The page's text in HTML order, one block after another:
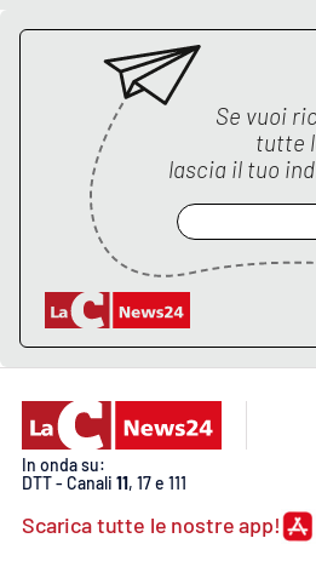
Se vuoi
tutte
lascia il tuo
In onda su:
DTT - Canali 11, 17 e 111
Scarica tutte le nostre app!